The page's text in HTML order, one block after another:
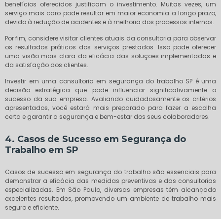
benefícios oferecidos justificam o investimento. Muitas vezes, um
serviço mais caro pode resultar em maior economia a longo prazo,
devido à redução de acidentes e à melhoria dos processos internos.
Por fim, considere visitar clientes atuais da consultoria para observar
os resultados práticos dos serviços prestados. Isso pode oferecer
uma visão mais clara da eficácia das soluções implementadas e
da satisfação dos clientes.
Investir em uma consultoria em segurança do trabalho SP é uma
decisão estratégica que pode influenciar significativamente o
sucesso da sua empresa. Avaliando cuidadosamente os critérios
apresentados, você estará mais preparado para fazer a escolha
certa e garantir a segurança e bem-estar dos seus colaboradores.
4. Casos de Sucesso em Segurança do
Trabalho em SP
Casos de sucesso em segurança do trabalho são essenciais para
demonstrar a eficácia das medidas preventivas e das consultorias
especializadas. Em São Paulo, diversas empresas têm alcançado
excelentes resultados, promovendo um ambiente de trabalho mais
seguro e eficiente.